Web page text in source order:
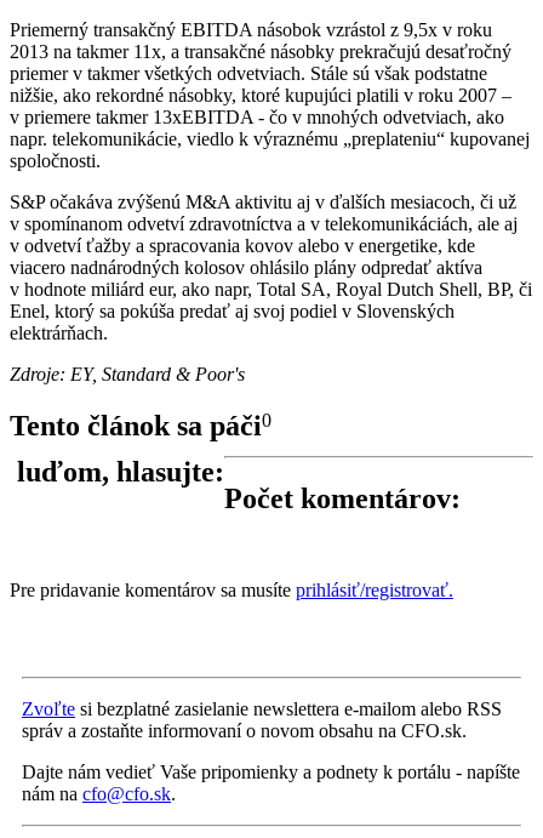
Priemerný transakčný EBITDA násobok vzrástol z 9,5x v roku
2013 na takmer 11x, a transakčné násobky prekračujú desaťročný
priemer v takmer všetkých odvetviach. Stále sú však podstatne
nižšie, ako rekordné násobky, ktoré kupujúci platili v roku 2007 –
v priemere takmer 13xEBITDA - čo v mnohých odvetviach, ako
napr. telekomunikácie, viedlo k výraznému „preplateniu“ kupovanej
spoločnosti.
S&P očakáva zvýšenú M&A aktivitu aj v ďalších mesiacoch, či už
v spomínanom odvetví zdravotníctva a v telekomunikáciách, ale aj
v odvetví ťažby a spracovania kovov alebo v energetike, kde
viacero nadnárodných kolosov ohlásilo plány odpredať aktíva
v hodnote miliárd eur, ako napr, Total SA, Royal Dutch Shell, BP, či
Enel, ktorý sa pokúša predať aj svoj podiel v Slovenských
elektrárňach.
Zdroje: EY, Standard & Poor's
Tento článok sa páči0
luďom, hlasujte:
Počet komentárov:
Pre pridavanie komentárov sa musíte prihlásiť/registrovať.
Zvoľte si bezplatné zasielanie newslettera e-mailom alebo RSS
správ a zostaňte informovaní o novom obsahu na CFO.sk.
Dajte nám vedieť Vaše pripomienky a podnety k portálu - napíšte
nám na cfo@cfo.sk.